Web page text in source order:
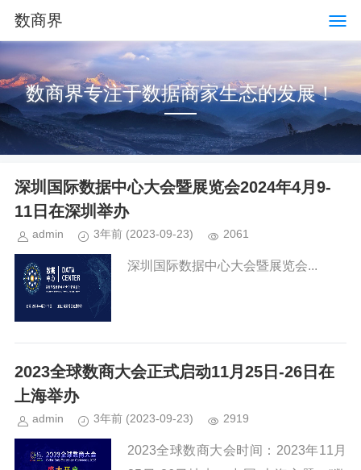
数商界
数商界专注于数据商家生态的发展！
深圳国际数据中心大会暨展览会2024年4月9-
11日在深圳举办
admin 3年前 (2023-09-23) 2061
深圳国际数据中心大会暨展览会...
2023全球数商大会正式启动11月25日-26日在
上海举办
admin 3年前 (2023-09-23) 2919
2023全球数商大会时间：2023年11月